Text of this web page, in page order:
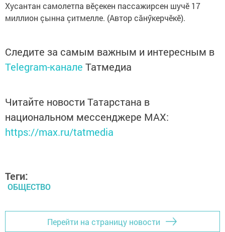
Хусантан самолетпа вӗçекен пассажирсен шучӗ 17
миллион çынна çитмелле. (Автор сăнӳкерчӗкӗ).
Следите за самым важным и интересным в
Telegram-канале Татмедиа
Читайте новости Татарстана в
национальном мессенджере MАХ:
https://max.ru/tatmedia
Теги:
ОБЩЕСТВО
Перейти на страницу новости